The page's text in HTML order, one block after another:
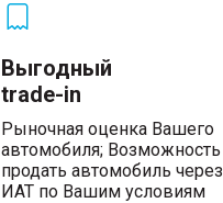
Выгодный
trade-in
Рыночная оценка Вашего
автомобиля; Возможность
продать автомобиль через
ИАТ по Вашим условиям